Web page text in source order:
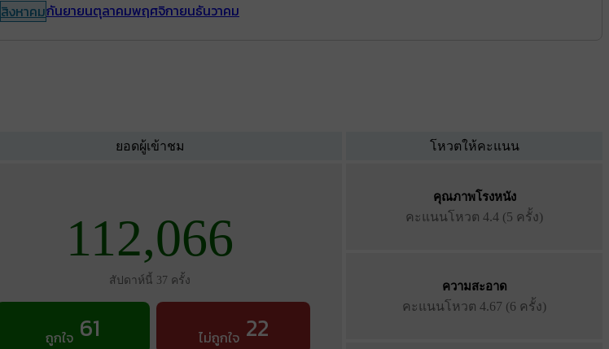
สิงหาคมกันยายนตุลาคมพฤศจิกายนธันวาคม
ยอดผู้เข้าชม
112,066
สัปดาห์นี้ 37 ครั้ง
ถูกใจ 61 ไม่ถูกใจ 22
โหวตให้คะแนน
คุณภาพโรงหนัง
คะแนนโหวต 4.4 (5 ครั้ง)
ความสะอาด
คะแนนโหวต 4.67 (6 ครั้ง)